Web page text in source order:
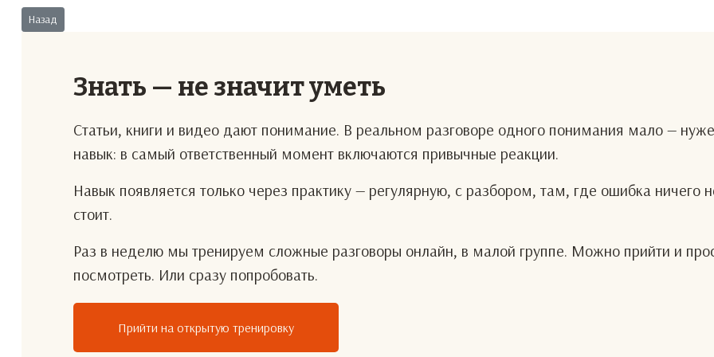
Предыдущий: Угроза эксклюзивному дилерству
Назад
Знать — не значит уметь
Статьи, книги и видео дают понимание. В реальном разговоре одного понимания мало —
навык: в самый ответственный момент включаются привычные реакции.
Навык появляется только через практику — регулярную, с разбором, там, где ошибка ничего
стоит.
Раз в неделю мы тренируем сложные разговоры онлайн, в малой группе. Можно прийти и
посмотреть. Или сразу попробовать.
Прийти на открытую тренировку